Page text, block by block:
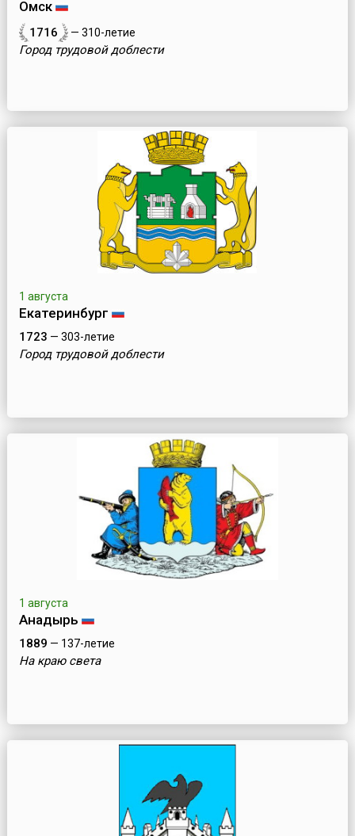
Омск
1716 — 310-летие
Город трудовой доблести
1 августа
Екатеринбург
1723 — 303-летие
Город трудовой доблести
1 августа
Анадырь
1889 — 137-летие
На краю света